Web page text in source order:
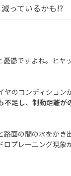
っているかも!?
鬱ですよね。ヒ
のコンディション
足し、制動距離が
面の間の水をか
プレーニング現象